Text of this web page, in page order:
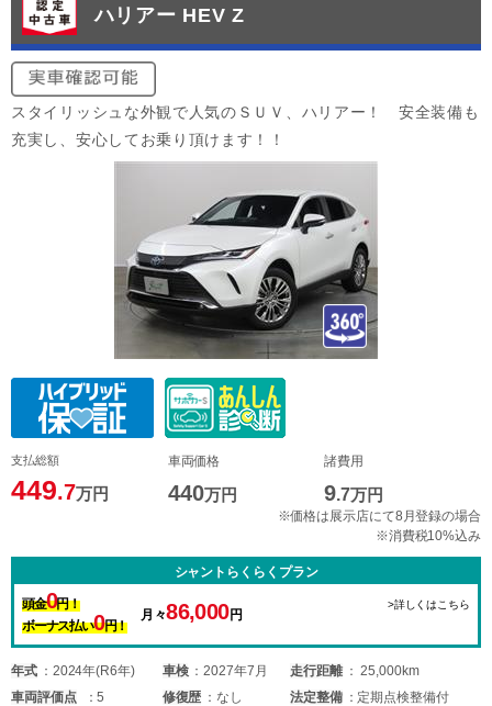
ハリアー HEV Z
スタイリッシュな外観で人気のＳＵＶ、ハリアー！ 安全装備も
充実し、安心してお乗り頂けます！！
支払総額
449.7万円
車両価格
440万円
諸費用
9.7万円
※価格は展示店にて8月登録の場合
※消費税10%込み
シャントらくらくプラン
頭金0円！
ボーナス払い0円！
月々86,000円
>詳しくはこちら
年式 2024年(R6年) 車検 2027年7月 走行距離
25,000km
車両評価点 5 修復歴 なし 法定整備
定期点検整備付